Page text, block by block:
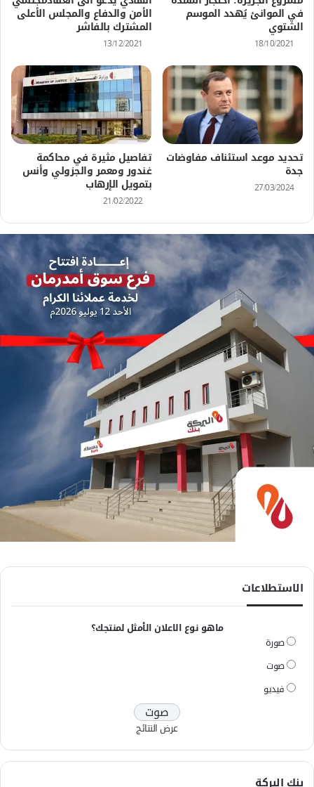
في الموانئ يُهدد الموسم
الشتوي
18/10/2021
الأمن والدفاع والمجلس الأعلى
المشترك بالفاشر
13/12/2021
تحديد موعد استئناف مفاوضات
جدة
27/03/2024
تفاصيل مثيرة في محاكمة
غندور ومعمر والجزولي وأنس
بتمويل الإرهاب
21/02/2022
الاستطلاعات
ماهو نوع الاعلان الأمثل لمنتجك؟
صورة
صوت
فيديو
عرض النتائج
بنك البركة